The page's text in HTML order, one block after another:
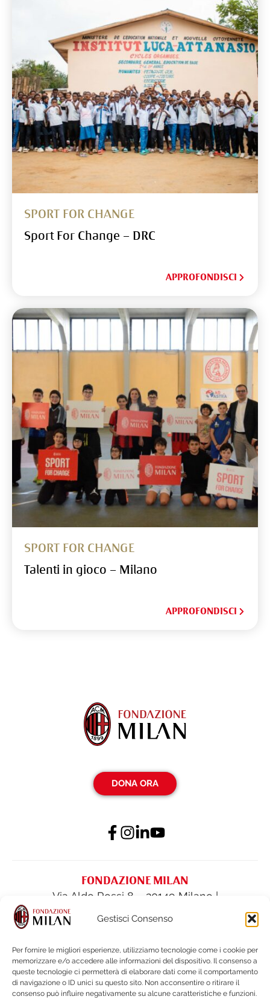
Gestisci Consenso
Per fornire le migliori esperienze, utilizziamo tecnologie come i cookie per
memorizzare e/o accedere alle informazioni del dispositivo. Il consenso a
queste tecnologie ci permetterà di elaborare dati come il comportamento
di navigazione o ID unici su questo sito. Non acconsentire o ritirare il
consenso può influire negativamente su alcune caratteristiche e funzioni.
SPORT FOR CHANGE
Sport For Change – DRC
APPROFONDISCI
SPORT FOR CHANGE
Talenti in gioco – Milano
APPROFONDISCI
DONA ORA
FONDAZIONE MILAN
Via Aldo Rossi 8 – 20149 Milano |
fondazione@acmilan.com
62284522
PRIVACY POLICY
COOKIE POLICY
BILANCI E DOCUMENTI